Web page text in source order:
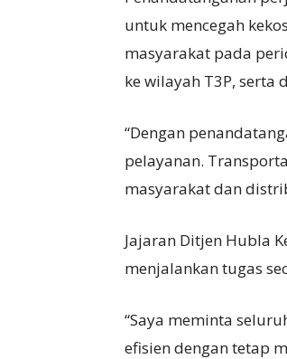
untuk mencegah
masyarakat pada
ke wilayah T3P, serta
“Dengan
pelayanan.
masyarakat dan
Jajaran Ditjen Hubla
menjalankan tugas
“Saya meminta
efisien dengan tetap